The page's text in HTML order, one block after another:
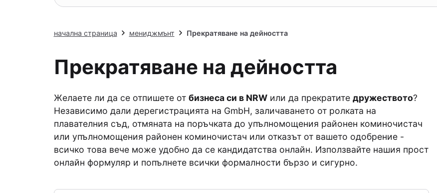
начална страница мениджмънт Прекратяване на дейността
Прекратяване на дейността
Желаете ли да се отпишете от бизнеса си в NRWили да прекратите дружеството?
Независимо дали дерегистрацията на GmbH, заличаването от ролката на
плавателния съд, отмяната на поръчката до упълномощения районен коминочистач
или упълномощения районен коминочистач или отказът от вашето одобрение -
всичко това вече може удобно да се кандидатства онлайн. Използвайте нашия прост
онлайн формуляр и попълнете всички формалности бързо и сигурно.